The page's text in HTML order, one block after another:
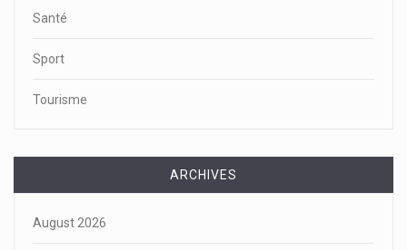
Santé
Sport
Tourisme
ARCHIVES
August 2026